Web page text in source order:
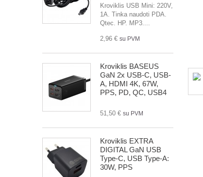
Kroviklis USB Mini: 220V,
1A. Tinka naudoti PDA.
Qtec. HP. MP3....
2,96 € su PVM
Kroviklis BASEUS
GaN 2x USB-C, USB-
A, HDMI 4K, 67W,
PPS, PD, QC, USB4
51,50 € su PVM
Kroviklis EXTRA
DIGITAL GaN USB
Type-C, USB Type-A:
30W, PPS